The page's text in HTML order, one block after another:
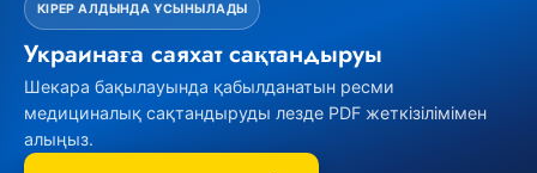
КІРЕР АЛДЫНДА ҰСЫНЫЛАДЫ
Украинаға саяхат сақтандыруы
Шекара бақылауында қабылданатын ресми
медициналық сақтандыруды лезде PDF жеткізілімімен
алыңыз.